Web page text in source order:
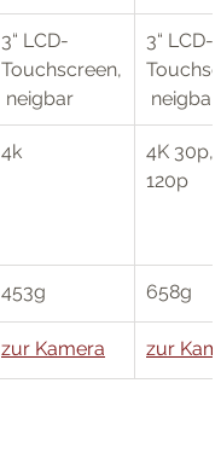
3“ LCD-
Touchscreen,
neigbar
3“ LCD-
neigbar
4k
4K 30p,
120p
453g 658g
zur Kamera zur